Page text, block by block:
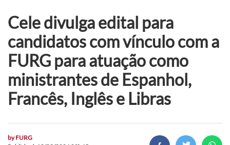
Cele divulga edital para
candidatos com vínculo com a
FURG para atuação como
ministrantes de Espanhol,
Francês, Inglês e Libras
byFURG